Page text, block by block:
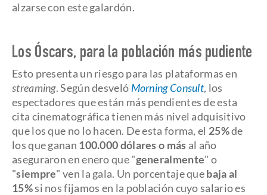
alzarse con este galardón.
Los Óscars, para la población más pudiente
Esto presenta un riesgo para las plataformas en
streaming. Según desveló Morning Consult, los
espectadores que están más pendientes de esta
cita cinematográfica tienen más nivel adquisitivo
que los que no lo hacen. De esta forma, el 25%de
los que ganan 100.000 dólares o más al año
aseguraron en enero que "generalmente" o
"siempre" ven la gala. Un porcentaje quebaja al
15%si nos fijamos en la población cuyo salario es